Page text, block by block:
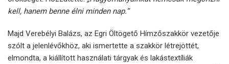
kell, hanem benne élni minden nap.”
Majd Verebélyi Balázs, az Egri Öltögető Hímzőszakkör vezetője
szólt a jelenlévőkhöz, aki ismertette a szakkör létrejöttét,
elmondta, a kiállított használati tárgyak és lakástextíliák